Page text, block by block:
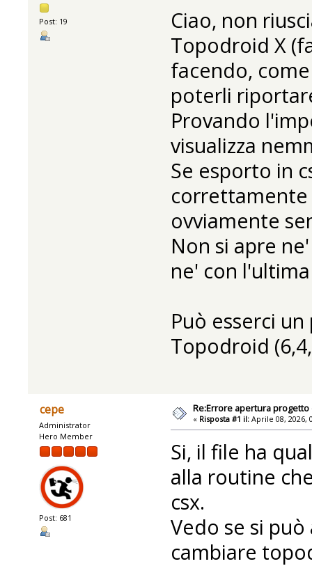
Post: 19
Ciao, non
Topodroid X
facendo,
poterli
Provando
visualizza
Se esporto in
correttamente
ovviamente
Non si apre
ne' con
Può esserci
Topodroid
cepe
Administrator
Hero Member
Post: 681
Re:Errore apertura
« Risposta #1 il: Aprile 08, 2026,
Si, il file ha
alla routine
csx.
Vedo se si
cambiare